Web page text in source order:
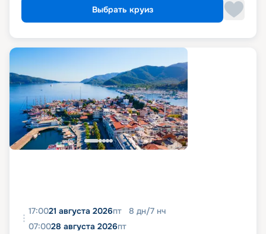
Выбрать круиз
17:0021 августа 2026пт 8 дн/7 нч
07:0028 августа 2026пт